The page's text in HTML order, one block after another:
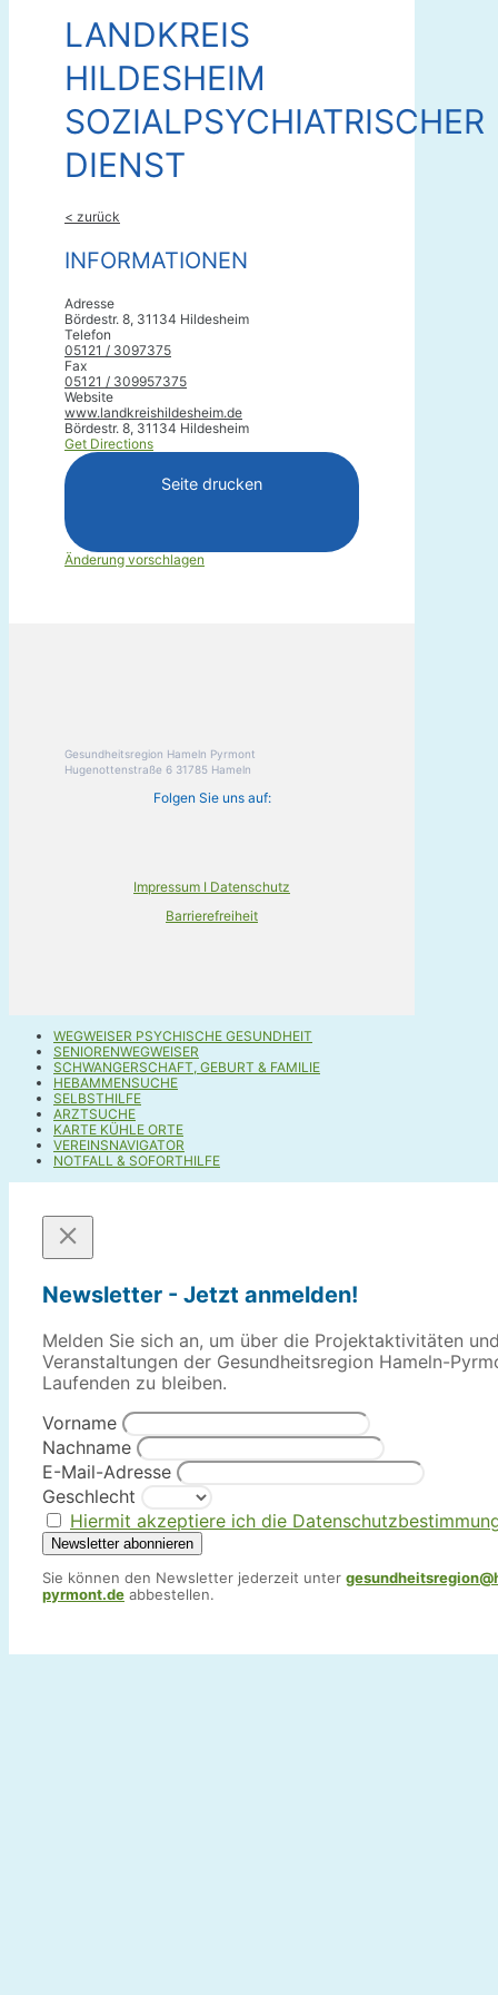
LANDKREIS
HILDESHEIM
SOZIALPSYCHIATRISCHER
DIENST
< zurück
INFORMATIONEN
Adresse
Bördestr. 8, 31134 Hildesheim
Telefon
05121 / 3097375
Fax
05121 / 309957375
Website
www.landkreishildesheim.de
Bördestr. 8, 31134 Hildesheim
Get Directions
Seite drucken
Änderung vorschlagen
Gesundheitsregion Hameln Pyrmont
Hugenottenstraße 6 31785 Hameln
Folgen Sie uns auf:
Impressum I Datenschutz
Barrierefreiheit
WEGWEISER PSYCHISCHE GESUNDHEIT
SENIORENWEGWEISER
SCHWANGERSCHAFT, GEBURT & FAMILIE
HEBAMMENSUCHE
SELBSTHILFE
ARZTSUCHE
KARTE KÜHLE ORTE
VEREINSNAVIGATOR
NOTFALL & SOFORTHILFE
Newsletter - Jetzt anmelden!
Melden Sie sich an, um über die Projektaktivitäten
Veranstaltungen der Gesundheitsregion Hameln-
Laufenden zu bleiben.
Vorname
Nachname
E-Mail-Adresse
Geschlecht
Hiermit akzeptiere ich die
Sie können den Newsletter jederzeit unter
pyrmont.de abbestellen.